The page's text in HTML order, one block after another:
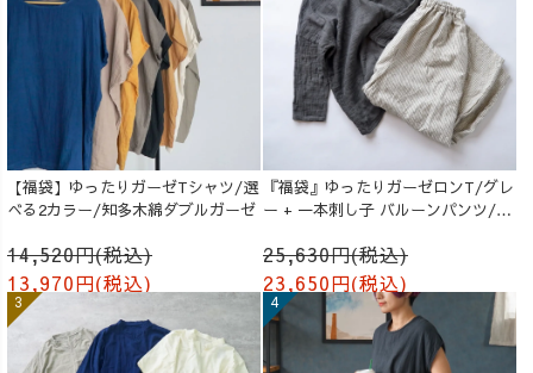
【福袋】ゆったりガーゼTシャツ/選
べる2カラー/知多木綿ダブルガーゼ
14,520円(税込)
13,970円(税込)
『福袋』ゆったりガーゼロンT/グレ
ー + 一本刺し子 バルーンパンツ/生
25,630円(税込)
23,650円(税込)